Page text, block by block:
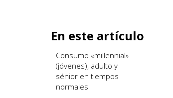
En este artículo
Consumo «millennial»
(jóvenes), adulto y
sénior en tiempos
normales